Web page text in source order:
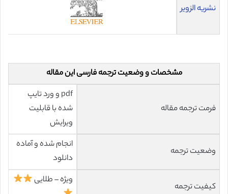
نشریه الزویر
مشخصات و وضعیت ترجمه فارسی این مقاله
فرمت ترجمه مقاله
pdf و ورد تایپ
شده با قابلیت
ویرایش
وضعیت ترجمه
انجام شده و آماده
دانلود
کیفیت ترجمه
ویژه – طلایی